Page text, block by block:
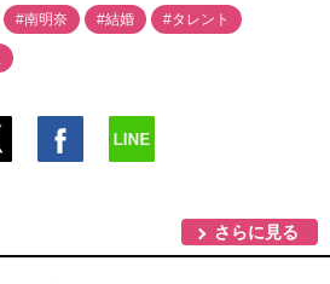
#南明奈 #結婚 #タレント
さらに見る